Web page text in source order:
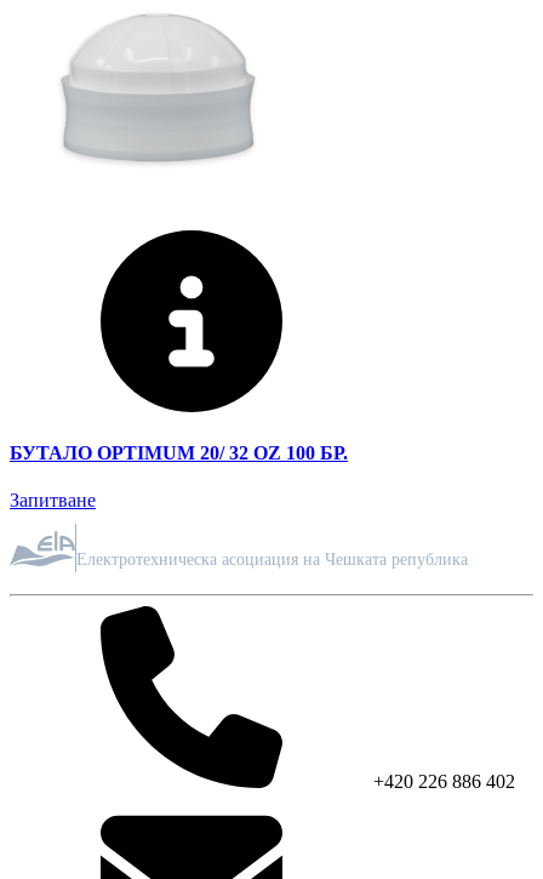
БУТАЛО OPTIMUM 20/ 32 OZ 100 БР.
Запитване
Електротехническа асоциация на Чешката република
+420 226 886 402